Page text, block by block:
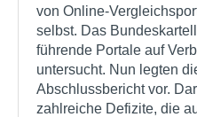
von Online-
selbst. Das
führende Portale auf
untersucht. Nun legten
Abschlussbericht vor.
zahlreiche Defizite, die